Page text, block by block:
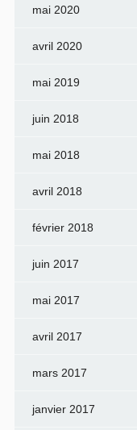
mai 2020
avril 2020
mai 2019
juin 2018
mai 2018
avril 2018
février 2018
juin 2017
mai 2017
avril 2017
mars 2017
janvier 2017